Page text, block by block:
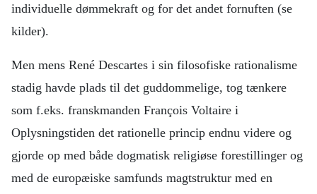
individuelle dømmekraft og for det andet fornuften (se
kilder).
Men mens René Descartes i sin filosofiske rationalisme
stadig havde plads til det guddommelige, tog tænkere
som f.eks. franskmanden François Voltaire i
Oplysningstiden det rationelle princip endnu videre og
gjorde op med både dogmatisk religiøse forestillinger og
med de europæiske samfunds magtstruktur med en